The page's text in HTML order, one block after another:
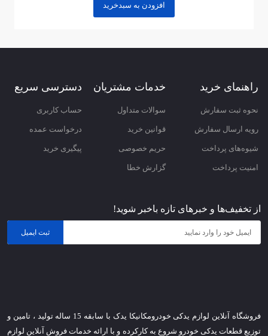
افزودن به سبدخرید
دسترسی سریع
حساب کاربری
درخواست عمده
پیگیری خرید
خدمات مشتریان
سوالات متداول
قوانین خرید
حریم خصوصی
گزارش خطا
راهنمای خرید
نحوه ثبت سفارش
رویه ارسال سفارش
شیوه‌های پرداخت
امنیت پرداخت
از تخفیف‌ها و خبرهای تازه باخبر شوید!
ثبت ایمیل
فروشگاه آنلاین لوازم یدکی خودرومکانیکا یدک با سابقه 15 ساله تولید ، تامین و
توزیع قطعات یدکی خودرو شروع به کارکرده و با ارائه خدمات فروش آنلاین لوازم